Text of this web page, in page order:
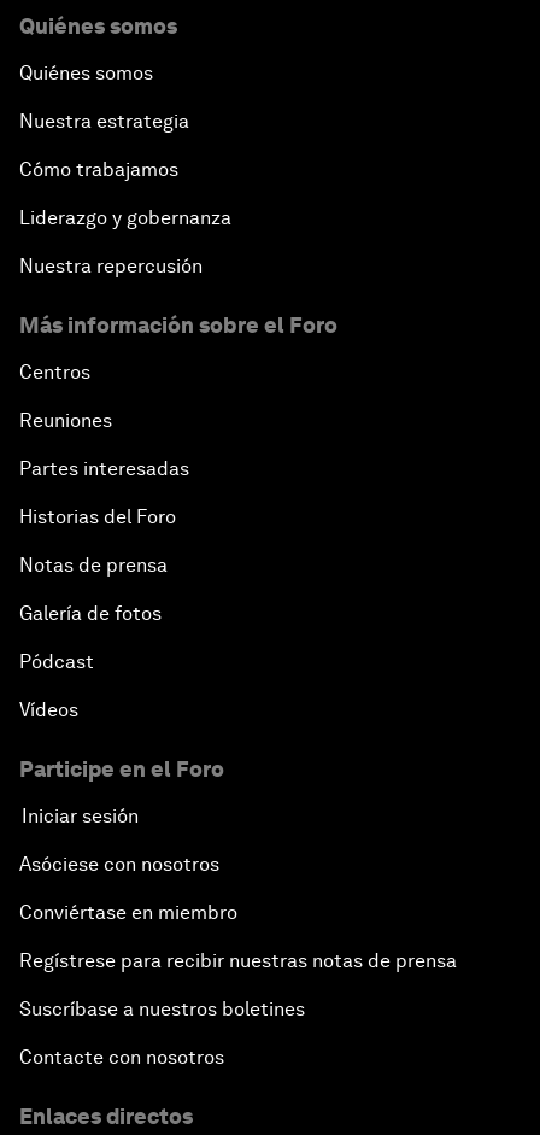
Quiénes somos
Quiénes somos
Nuestra estrategia
Cómo trabajamos
Liderazgo y gobernanza
Nuestra repercusión
Más información sobre el Foro
Centros
Reuniones
Partes interesadas
Historias del Foro
Notas de prensa
Galería de fotos
Pódcast
Vídeos
Participe en el Foro
Iniciar sesión
Asóciese con nosotros
Conviértase en miembro
Regístrese para recibir nuestras notas de prensa
Suscríbase a nuestros boletines
Contacte con nosotros
Enlaces directos